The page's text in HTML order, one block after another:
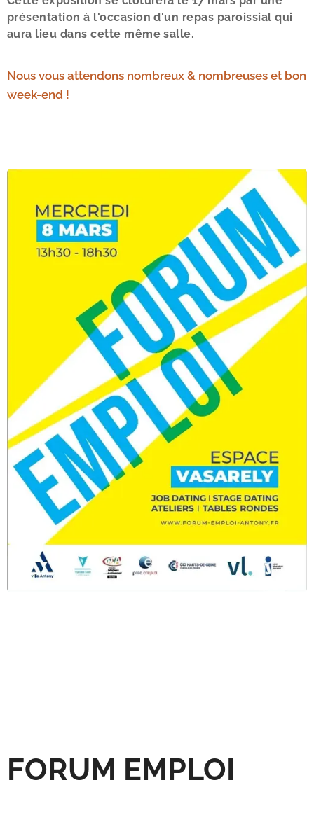
présentation à l'occasion d'un repas paroissial qui
aura lieu dans cette même salle.
Nous vous attendons nombreux & nombreuses et bon
week-end !
FORUM EMPLOI